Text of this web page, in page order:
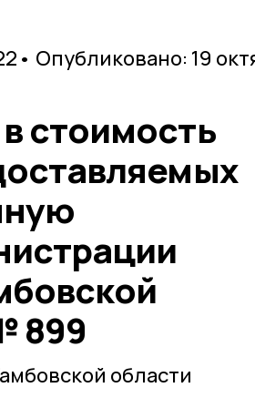
• Опубликовано: 19
стоимость
899
области